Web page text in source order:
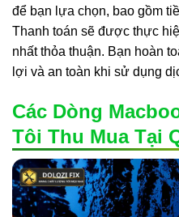
để bạn lựa chọn, bao gồm
Thanh toán sẽ được thực
nhất thỏa thuận. Bạn hoàn
lợi và an toàn khi sử dụng
Các Dòng
Tôi Thu Mua Tại